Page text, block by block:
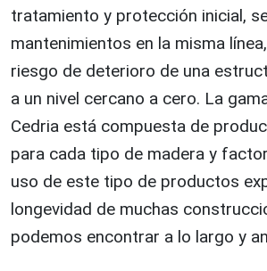
tratamiento y protección inicial,
mantenimientos en la misma
riesgo de deterioro de una
a un nivel cercano a cero. La
Cedria está compuesta de
para cada tipo de madera y
uso de este tipo de productos
longevidad de muchas
podemos encontrar a lo largo y